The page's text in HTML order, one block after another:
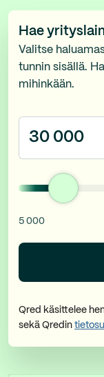
Hae
Valitse
tunnin sisällä.
mihinkään.
5 000
Qred käsittelee
sekä Qredin